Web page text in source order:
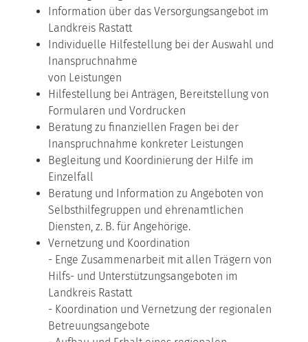
Information über das Versorgungsangebot im
Landkreis Rastatt
Individuelle Hilfestellung bei der Auswahl und
Inanspruchnahme
von Leistungen
Hilfestellung bei Anträgen, Bereitstellung von
Formularen und Vordrucken
Beratung zu finanziellen Fragen bei der
Inanspruchnahme konkreter Leistungen
Begleitung und Koordinierung der Hilfe im
Einzelfall
Beratung und Information zu Angeboten von
Selbsthilfegruppen und ehrenamtlichen
Diensten, z. B. für Angehörige.
Vernetzung und Koordination
- Enge Zusammenarbeit mit allen Trägern von
Hilfs- und Unterstützungsangeboten im
Landkreis Rastatt
- Koordination und Vernetzung der regionalen
Betreuungsangebote